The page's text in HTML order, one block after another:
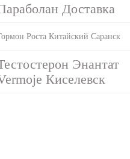
Доставка
Роста Китайский Саранск
Энантат
Киселевск